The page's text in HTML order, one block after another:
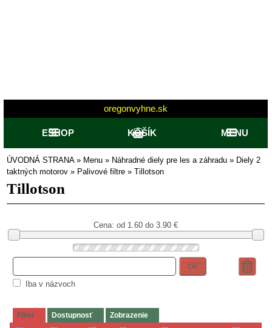
oregonvyhne.sk
ESHOP KOŠÍK MENU
ÚVODNÁ STRANA» Menu » Náhradné diely pre les a záhradu » Diely 2
taktných motorov » Palivové filtre » Tillotson
Tillotson
Cena: od 1.60 do 3.90€
OK
Iba v názvoch
Filter Dostupnosť Zobrazenie